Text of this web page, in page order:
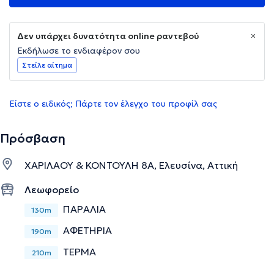
Δεν υπάρχει δυνατότητα online ραντεβού
Εκδήλωσε το ενδιαφέρον σου
Στείλε αίτημα
Είστε ο ειδικός; Πάρτε τον έλεγχο του προφίλ σας
Πρόσβαση
ΧΑΡΙΛΑΟΥ & ΚΟΝΤΟΥΛΗ 8Α, Ελευσίνα, Αττική
Λεωφορείο
130m ΠΑΡΑΛΙΑ
190m ΑΦΕΤΗΡΙΑ
210m ΤΕΡΜΑ